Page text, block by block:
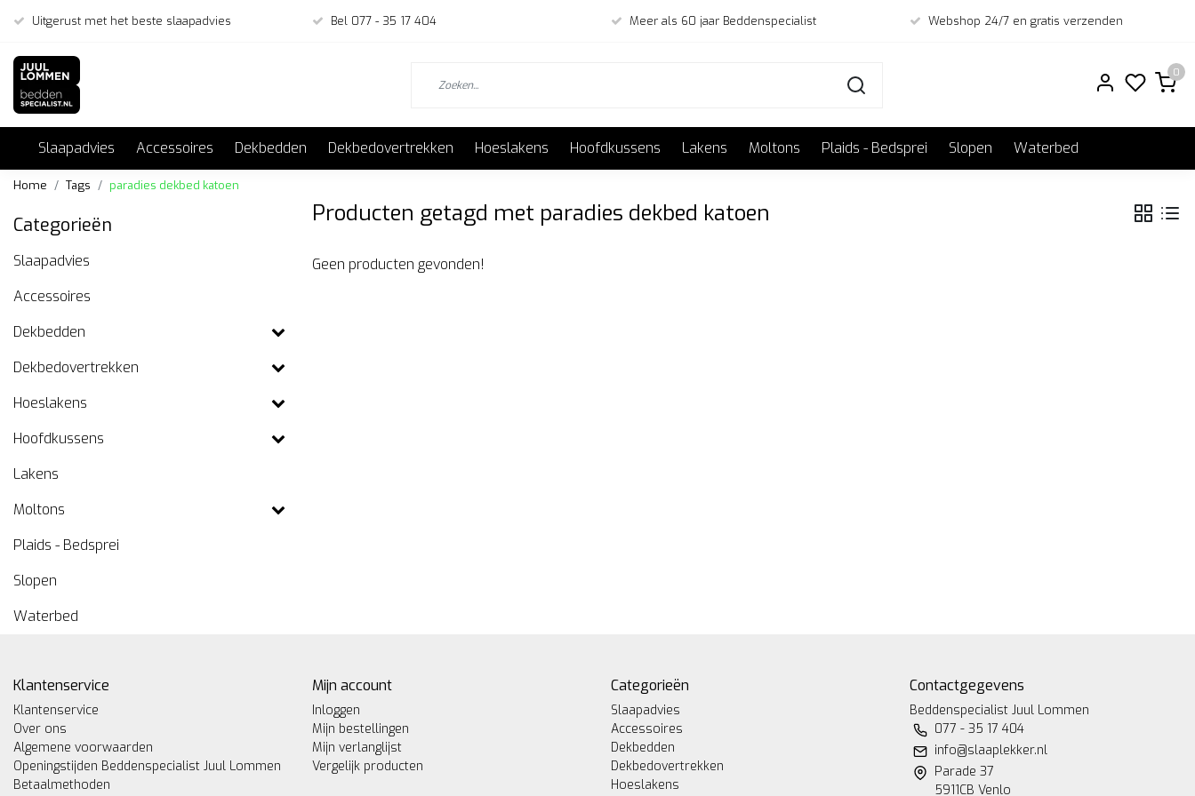
Uitgerust met het beste slaapadvies Bel 077 - 35 17 404 Meer als 60 jaar Beddenspecialist Webshop 24/7 en gratis verzenden
0
Slaapadvies Accessoires Dekbedden Dekbedovertrekken Hoeslakens Hoofdkussens Lakens Moltons Plaids - Bedsprei Slopen Waterbed
Home Tags paradies dekbed katoen
Categorieën
Slaapadvies
Accessoires
Dekbedden
Dekbedovertrekken
Hoeslakens
Hoofdkussens
Lakens
Moltons
Plaids - Bedsprei
Slopen
Waterbed
Producten getagd met paradies dekbed katoen
Geen producten gevonden!
Klantenservice
Klantenservice
Over ons
Algemene voorwaarden
Openingstijden Beddenspecialist Juul Lommen
Betaalmethoden
Mijn account
Inloggen
Mijn bestellingen
Mijn verlanglijst
Vergelijk producten
Categorieën
Slaapadvies
Accessoires
Dekbedden
Dekbedovertrekken
Hoeslakens
Contactgegevens
Beddenspecialist Juul Lommen
077 - 35 17 404
info@slaaplekker.nl
Parade 37
5911CB Venlo